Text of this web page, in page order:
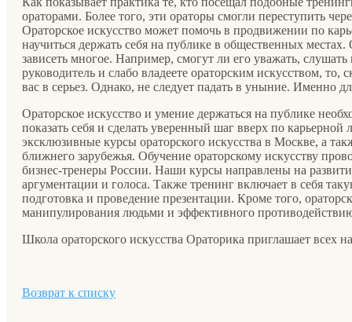
ораторами. Более того, эти ораторы смогли переступить
Ораторское искусство может помочь в продвижении по
научиться держать себя на публике в общественных местах.
зависеть многое. Например, смогут ли его уважать,
руководитель и слабо владеете ораторским искусством,
вас в серьез. Однако, не следует падать в уныние. Именно
Ораторское искусство и умение держаться на публике
показать себя и сделать уверенный шаг вверх по
эксклюзивные курсы ораторского искусства в Москве, а
ближнего зарубежья. Обучение ораторскому искусству
бизнес-тренеры России. Наши курсы направлены на
аргументации и голоса. Также тренинг включает в себя
подготовка и проведение презентации. Кроме того,
манипулирования людьми и эффективного
Школа ораторского искусства Ораторика приглашает всех
Возврат к списку